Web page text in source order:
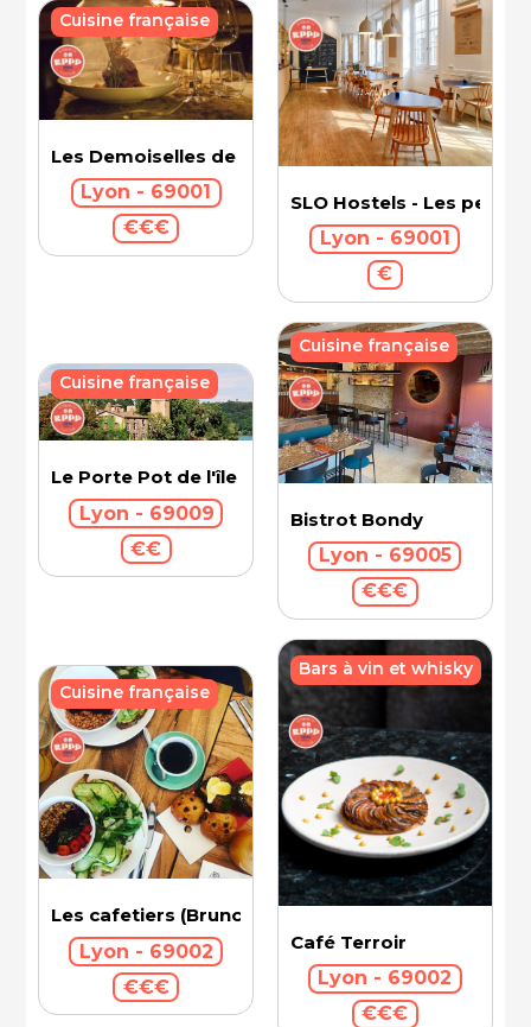
Les Demoiselles de Rochefort
Lyon - 69001
€€€
Cuisine française
SLO Hostels - Les pentes
Lyon - 69001
€
Le Porte Pot de l'île Barbe
Lyon - 69009
€€
Cuisine française
Bistrot Bondy
Lyon - 69005
€€€
Cuisine française
Les cafetiers (Brunch)
Lyon - 69002
€€€
Cuisine française
Café Terroir
Lyon - 69002
€€€
Bars à vin et whisky